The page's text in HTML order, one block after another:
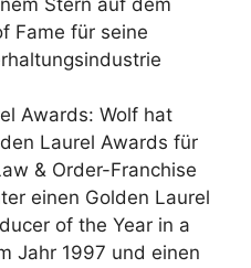
Fame für seine
Awards: Wolf hat
Laurel Awards für
& Order-Franchise
einen Golden Laurel
of the Year in a
Jahr 1997 und einen